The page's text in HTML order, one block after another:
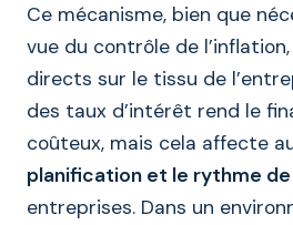
Ce mécanisme, bien que
vue du contrôle de
directs sur le tissu de
des taux d’intérêt rend le
coûteux, mais cela affecte
planification et le rythme
entreprises. Dans un